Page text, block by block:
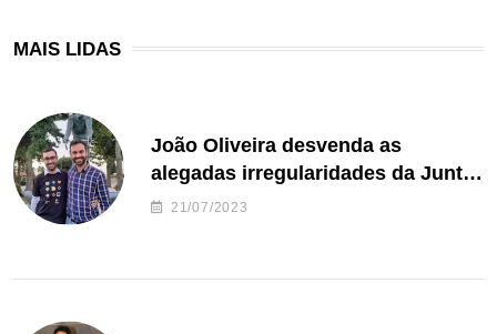
MAIS LIDAS
João Oliveira desvenda as
alegadas irregularidades da Junta
de Freguesia S. João de Ver
21/07/2023